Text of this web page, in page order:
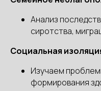
Анализ
сиротства,
Социальная
Изучаем
формирования